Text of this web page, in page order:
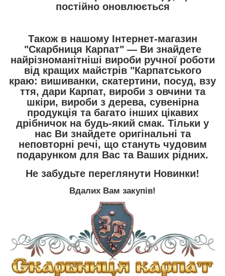
постійно оновлюється
Також в нашому Інтернет-магазин
"Скарбниця Карпат"― Ви знайдете
найрізноманітніші вироби ручної роботи
від кращих майстрів "Карпатського
краю: вишиванки, скатертини, посуд, взу
ття, дари Карпат, вироби з овчини та
шкіри, вироби з дерева, сувенірна
продукція та багато інших цікавих
дрібничок на будь-який смак. Тільки у
нас Ви знайдете оригінальні та
неповторні речі, що стануть чудовим
подарунком для Вас та Ваших рідних.
Не забудьте переглянути Новинки!
Вдалих Вам закупів!